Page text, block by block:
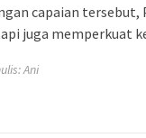
capaian
juga memperkuat
Ani